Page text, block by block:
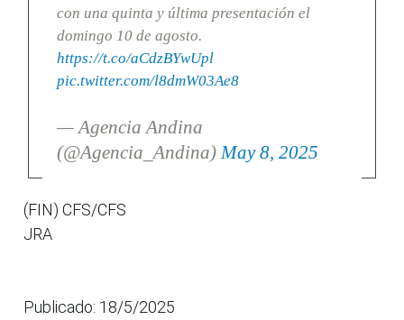
con una quinta y última presentación el
domingo 10 de agosto.
https://t.co/aCdzBYwUpl
pic.twitter.com/l8dmW03Ae8
— Agencia Andina
(@Agencia_Andina) May 8, 2025
(FIN) CFS/CFS
JRA
Publicado: 18/5/2025